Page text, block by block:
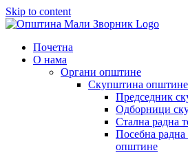
Skip to content
Почетна
О нама
Органи општине
Скупштина општине
Председник
Одборници
Стална радна
Посебна
општине